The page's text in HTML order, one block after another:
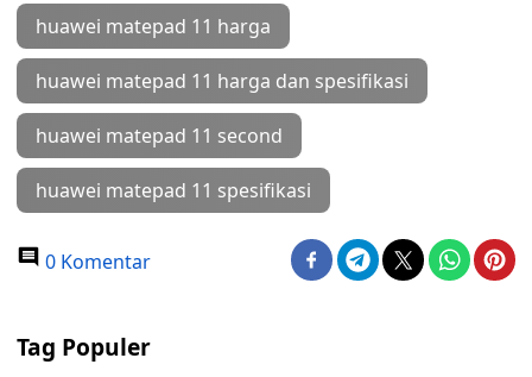
huawei matepad 11 harga
huawei matepad 11 harga dan spesifikasi
huawei matepad 11 second
huawei matepad 11 spesifikasi
0 Komentar
Tag Populer